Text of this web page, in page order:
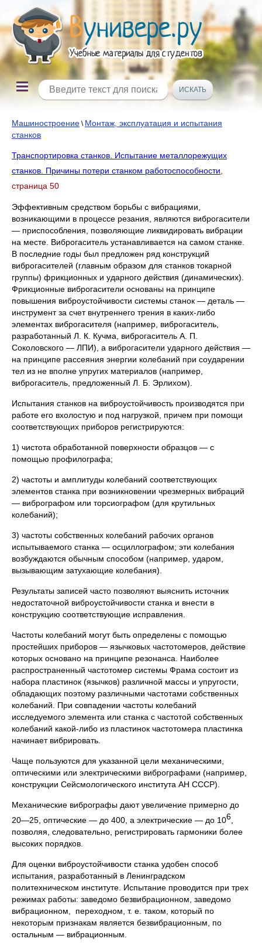
Машиностроение \ Монтаж, эксплуатация и испытания
станков
Транспортировка станков. Испытание металлорежущих
станков. Причины потери станком работоспособности
страница 50
Эффективным средством борьбы с вибрациями,
возникающими в процессе резания, являются виброгасители
— приспособления, позволяющие ликвидировать вибрации
на месте. Виброгаситель устанавливается на самом станке.
В последние годы был предложен ряд конструкций
виброгасителей (главным образом для станков токарной
группы) фрикционных и ударного действия (динамических).
Фрикционные виброгасители основаны на принципе
повышения виброустойчивости системы станок — деталь —
инструмент за счет внутреннего трения в каких-либо
элементах виброгасителя (например, виброгаситель,
разработанный Л. К. Кучма, виброгаситель А. П.
Соколовского — ЛПИ), а виброгасители ударного действия —
на принципе рассеяния энергии колебаний при соударении
тел из не вполне упругих материалов (например,
виброгаситель, предложенный Л. Б. Эрлихом).
Испытания станков на виброустойчивость производятся при
работе его вхолостую и под нагрузкой, причем при помощи
соответствующих приборов регистрируются:
1) чистота обработанной поверхности образцов — с
помощью профилографа;
2) частоты и амплитуды колебаний соответствующих
элементов станка при возникновении чрезмерных вибраций
— вибрографом или торсиографом (для крутильных
колебаний);
3) частоты собственных колебаний рабочих органов
испытываемого станка — осциллографом; эти колебания
возбуждаются обычным способом (например, ударом,
вызывающим затухающие колебания).
Результаты записей часто позволяют выяснить источник
недостаточной виброустойчивости станка и внести в
конструкцию соответствующие исправления.
Частоты колебаний могут быть определены с помощью
простейших приборов — язычковых частотомеров, действие
которых основано на принципе резонанса. Наиболее
распространенный частотомер системы Фрама состоит из
набора пластинок (язычков) различной массы и упругости,
обладающих поэтому различными частотами собственных
колебаний. При совпадении частоты колебаний
исследуемого элемента или станка с частотой собственных
колебаний какой-либо из пластинок частотомера пластинка
начинает вибрировать.
Чаще пользуются для указанной цели механическими,
оптическими или электрическими вибрографами (например,
конструкции Сейсмологического института АН СССР).
Механические вибрографы дают увеличение примерно до
20—25, оптические — до 400, а электрические — до 106
позволяя, следовательно, регистрировать гармоники более
высоких порядков.
Для оценки виброустойчивости станка удобен способ
испытания, разработанный в Ленинградском
политехническом институте. Испытание проводится при трех
режимах работы: заведомо безвибрационном, заведомо
вибрационном, переходном, т. е. таком, который по
некоторым признакам является безвибрационным, по
остальным — вибрационным.